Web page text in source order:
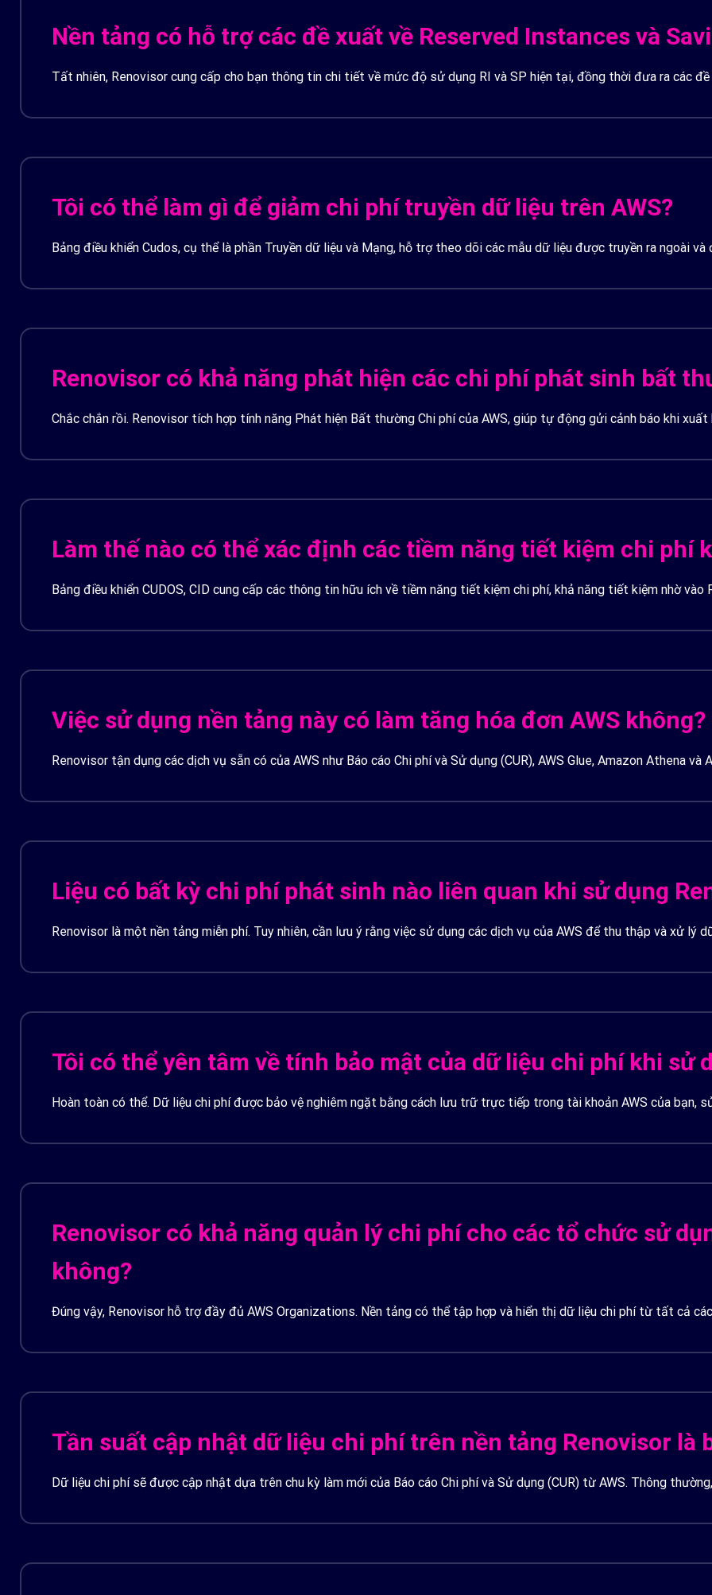
Nền tảng có hỗ trợ các đề xuất về Reserved Instances và
Tất nhiên, Renovisor cung cấp cho bạn thông tin chi tiết về mức độ sử dụng RI và SP hiện tại, đồng thời đưa ra các
Tôi có thể làm gì để giảm chi phí truyền dữ liệu trên AWS?
Bảng điều khiển Cudos, cụ thể là phần Truyền dữ liệu và Mạng, hỗ trợ theo dõi các mẫu dữ liệu được truyền ra ngoài
Renovisor có khả năng phát hiện các chi phí phát sinh bất
Chắc chắn rồi. Renovisor tích hợp tính năng Phát hiện Bất thường Chi phí của AWS, giúp tự động gửi cảnh báo khi
Làm thế nào có thể xác định các tiềm năng tiết kiệm chi phí
Bảng điều khiển CUDOS, CID cung cấp các thông tin hữu ích về tiềm năng tiết kiệm chi phí, khả năng tiết kiệm nhờ
Việc sử dụng nền tảng này có làm tăng hóa đơn AWS không?
Renovisor tận dụng các dịch vụ sẵn có của AWS như Báo cáo Chi phí và Sử dụng (CUR), AWS Glue, Amazon Athena
Chi phí cho các truy vấn dữ liệu bằng Amazon Athena.
Chi phí sử dụng Lambda hoặc Step functions nếu bạn có sử dụng các chức năng tự động.
Theo ước tính, chi phí phát sinh thêm trên hóa đơn AWS khi sử dụng Renovisor vào khoảng 40-50 USD mỗi tháng.
Liệu có bất kỳ chi phí phát sinh nào liên quan khi sử dụng
Renovisor là một nền tảng miễn phí. Tuy nhiên, cần lưu ý rằng việc sử dụng các dịch vụ của AWS để thu thập và xử lý
Tôi có thể yên tâm về tính bảo mật của dữ liệu chi phí khi sử
Hoàn toàn có thể. Dữ liệu chi phí được bảo vệ nghiêm ngặt bằng cách lưu trữ trực tiếp trong tài khoản AWS của bạn,
Renovisor có khả năng quản lý chi phí cho các tổ chức sử
không?
Đúng vậy, Renovisor hỗ trợ đầy đủ AWS Organizations. Nền tảng có thể tập hợp và hiển thị dữ liệu chi phí từ tất cả
Tần suất cập nhật dữ liệu chi phí trên nền tảng Renovisor là
Dữ liệu chi phí sẽ được cập nhật dựa trên chu kỳ làm mới của Báo cáo Chi phí và Sử dụng (CUR) từ AWS. Thông